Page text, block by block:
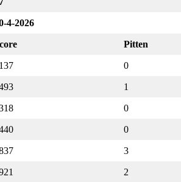
4-2026
Pitten
0
1
0
0
3
2